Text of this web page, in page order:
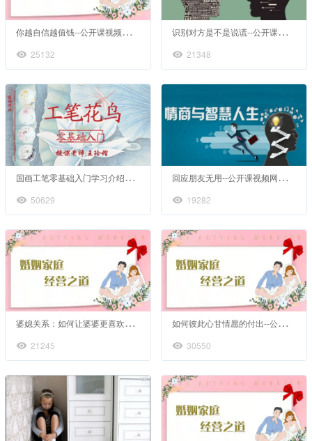
你
越自信越值钱--公开课视频网课婚姻情感家庭心理咨询
25132
识
别对方是不是说谎--公开课视频网课读心术察言观色看懂人心
21348
国
画工笔零基础入门学习介绍和准备
50629
回
应朋友无用--公开课视频网课情商心理健康心理学
19282
婆
媳关系：如何让婆婆更喜欢你--公开课视频网课婚姻情感家庭心理咨询
21245
如
何彼此心甘情愿的付出--公开课视频网课婚姻情感家庭心理咨询
30550